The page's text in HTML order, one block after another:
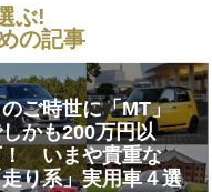
ぶ!
の記事
ご時世に「MT」
かも200万円以
！ いまや貴重な
り系」実用車４選